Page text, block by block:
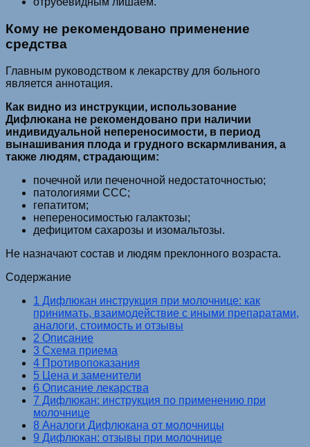
Кому не рекомендовано применение
средства
Главным руководством к лекарству для больного
является аннотация.
Как видно из инструкции, использование
Дифлюкана не рекомендовано при наличии
индивидуальной непереносимости, в период
вынашивания плода и грудного вскармливания, а
также людям, страдающим:
почечной или печеночной недостаточностью;
патологиями ССС;
гепатитом;
непереносимостью галактозы;
дефицитом сахарозы и изомальтозы.
Не назначают состав и людям преклонного возраста.
Содержание
1 Дифлюкан инструкция при молочнице: как
принимать, взаимодействие с иными препаратами,
аналоги, стоимость и отзывы
2 Описание
3 Схема приема
4 Противопоказания
5 Цена и заменители
6 Описание лекарства
7 Дифлюкан: инструкция по применению при
молочнице
8 Аналоги Дифлюкана от молочницы
9 Дифлюкан: отзывы при молочнице